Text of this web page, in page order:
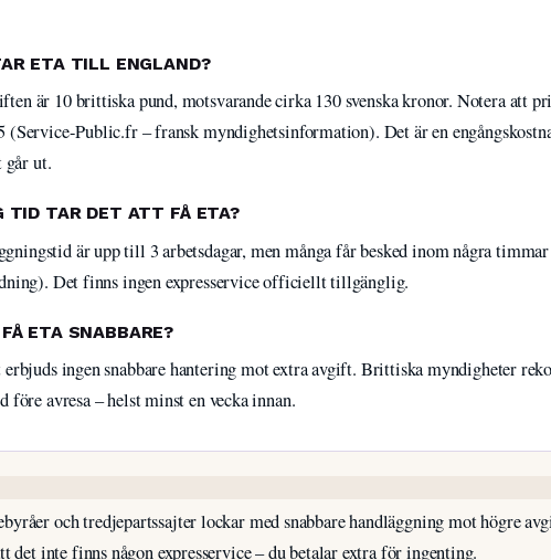
ETA TILL ENGLAND?
är 10 brittiska pund, motsvarande cirka 130 svenska kronor. Notera att
(Service-Public.fr – fransk myndighetsinformation). Det är en
går ut.
TID TAR DET ATT FÅ ETA?
är upp till 3 arbetsdagar, men många får besked inom några
Det finns ingen expresservice officiellt tillgänglig.
ETA SNABBARE?
ingen snabbare hantering mot extra avgift. Brittiska myndigheter
före avresa – helst minst en vecka innan.
och tredjepartssajter lockar med snabbare handläggning mot högre
det inte finns någon expresservice – du betalar extra för ingenting.